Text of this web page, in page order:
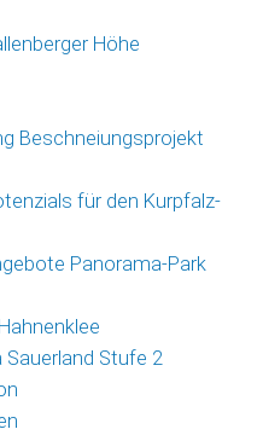
Höhe
Beschneiungsprojekt
für den Kurpfalz-
Panorama-Park
Stufe 2